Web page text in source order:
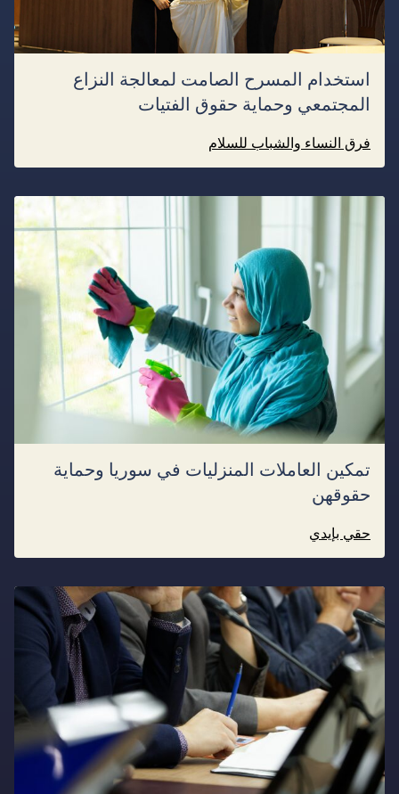
استخدام المسرح الصامت لمعالجة النزاع
المجتمعي وحماية حقوق الفتيات
فرق النساء والشباب للسلام
تمكين العاملات المنزليات في سوريا وحماية
حقوقهن
حقي بإيدي